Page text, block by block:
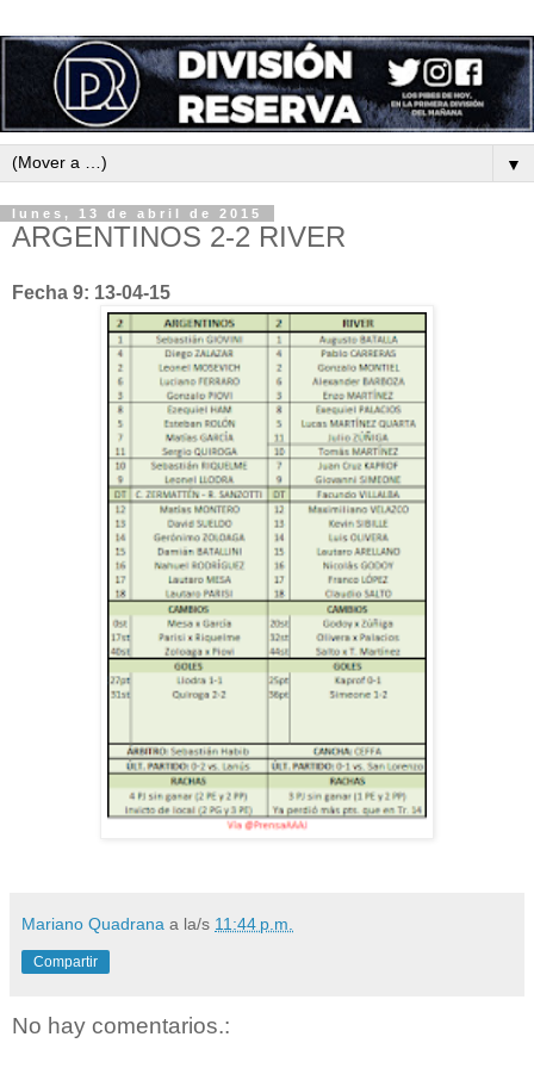
▼
lunes, 13 de abril de 2015
ARGENTINOS 2-2 RIVER
Fecha 9: 13-04-15
Mariano Quadrana a la/s 11:44 p.m.
Compartir
No hay comentarios.: